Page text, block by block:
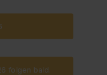
folgen bald.